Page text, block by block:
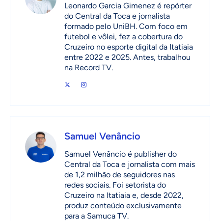
Leonardo Garcia Gimenez é repórter
do Central da Toca e jornalista
formado pelo UniBH. Com foco em
futebol e vôlei, fez a cobertura do
Cruzeiro no esporte digital da Itatiaia
entre 2022 e 2025. Antes, trabalhou
na Record TV.
Samuel Venâncio
Samuel Venâncio é publisher do
Central da Toca e jornalista com mais
de 1,2 milhão de seguidores nas
redes sociais. Foi setorista do
Cruzeiro na Itatiaia e, desde 2022,
produz conteúdo exclusivamente
para a Samuca TV.